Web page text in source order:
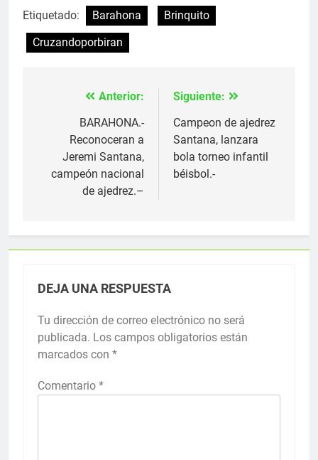
Etiquetado: Barahona
Brinquito
Cruzandoporbiran
Navegación
entradas
Anterior:
BARAHONA.-
Reconoceran a
Jeremi Santana,
campeón nacional
de ajedrez.–
Siguiente:
Campeon de ajedrez
Santana, lanzara
bola torneo infantil
béisbol.-
DEJA UNA RESPUESTA
Tu dirección de correo electrónico no será
publicada. Los campos obligatorios están
marcados con *
Comentario *